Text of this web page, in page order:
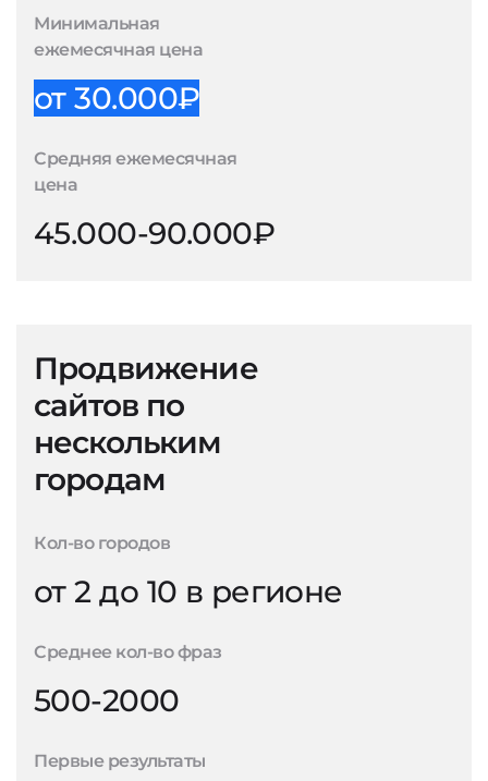
Минимальная
ежемесячная цена
от 30.000₽
Средняя ежемесячная
цена
45.000-90.000₽
Продвижение
сайтов по
нескольким
городам
Кол-во городов
от 2 до 10 в регионе
Среднее кол-во фраз
500-2000
Первые результаты